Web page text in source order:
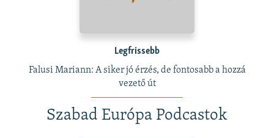
Legfrissebb
Falusi Mariann: A siker jó érzés, de fontosabb a hozzá
vezető út
Szabad Európa Podcastok